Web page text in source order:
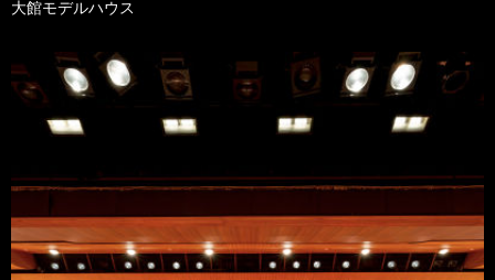
大館モデルハウス